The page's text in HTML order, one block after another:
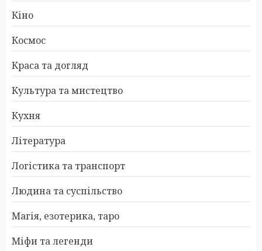
Кіно
Космос
Краса та догляд
Культура та мистецтво
Кухня
Література
Логістика та транспорт
Людина та суспільство
Магія, езотерика, таро
Міфи та легенди